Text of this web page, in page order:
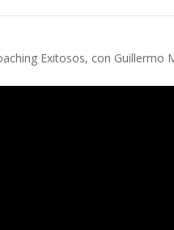
Exitosos, con Guillermo